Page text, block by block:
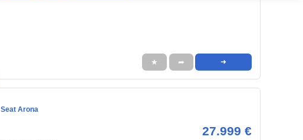
★ ➦ ➜
Seat Arona
27.999 €